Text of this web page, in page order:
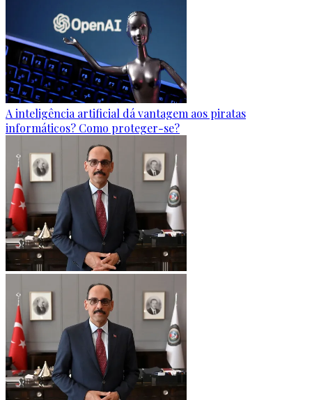
A inteligência artificial dá vantagem aos piratas
informáticos? Como proteger-se?